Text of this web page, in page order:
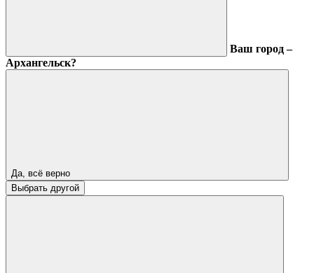
Ваш город –
Архангельск?
Да, всё верно
Выбрать другой